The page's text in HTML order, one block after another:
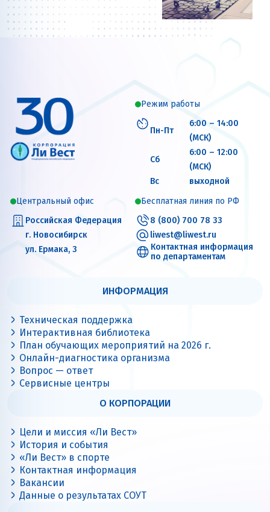
Режим работы
Пн-Пт
6:00 – 14:00
(МСК)
Сб
6:00 – 12:00
(МСК)
Вс
выходной
Центральный офис
Российская Федерация
г. Новосибирск
ул. Ермака, 3
Бесплатная линия по РФ
8 (800) 700 78 33
liwest@liwest.ru
Контактная информация
по департаментам
ИНФОРМАЦИЯ
Техническая поддержка
Интерактивная библиотека
План обучающих мероприятий на 2026 г.
Онлайн-диагностика организма
Вопрос — ответ
Сервисные центры
О КОРПОРАЦИИ
Цели и миссия «Ли Вест»
История и события
«Ли Вест» в спорте
Контактная информация
Вакансии
Данные о результатах СОУТ